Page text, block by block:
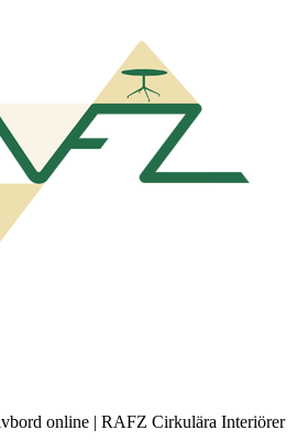
online | RAFZ Cirkulära Interiörer